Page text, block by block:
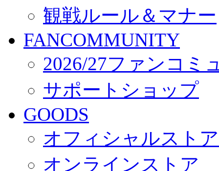
観戦ルール＆マナー
FANCOMMUNITY
2026/27ファンコミ
サポートショップ
GOODS
オフィシャルスト
オンラインストア